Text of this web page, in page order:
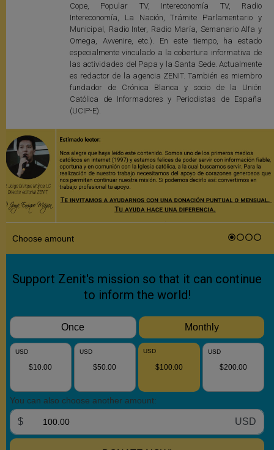
Cope, Popular TV, Intereconomía TV, Radio
Intereconomía, La Nación, Trámite Parlamentario y
Municipal, Radio Inter, Radio María, Semanario Alfa y
Omega, Avvenire, etc.). En este tiempo, ha estado
especialmente vinculado a la cobertura informativa de
las actividades del Papa y la Santa Sede. Actualmente
es redactor de la agencia ZENIT. También es miembro
fundador de Crónica Blanca y socio de la Unión
Católica de Informadores y Periodistas de España
(UCIP-E).